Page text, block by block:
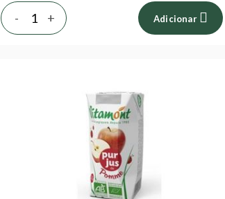
+
- Adicionar